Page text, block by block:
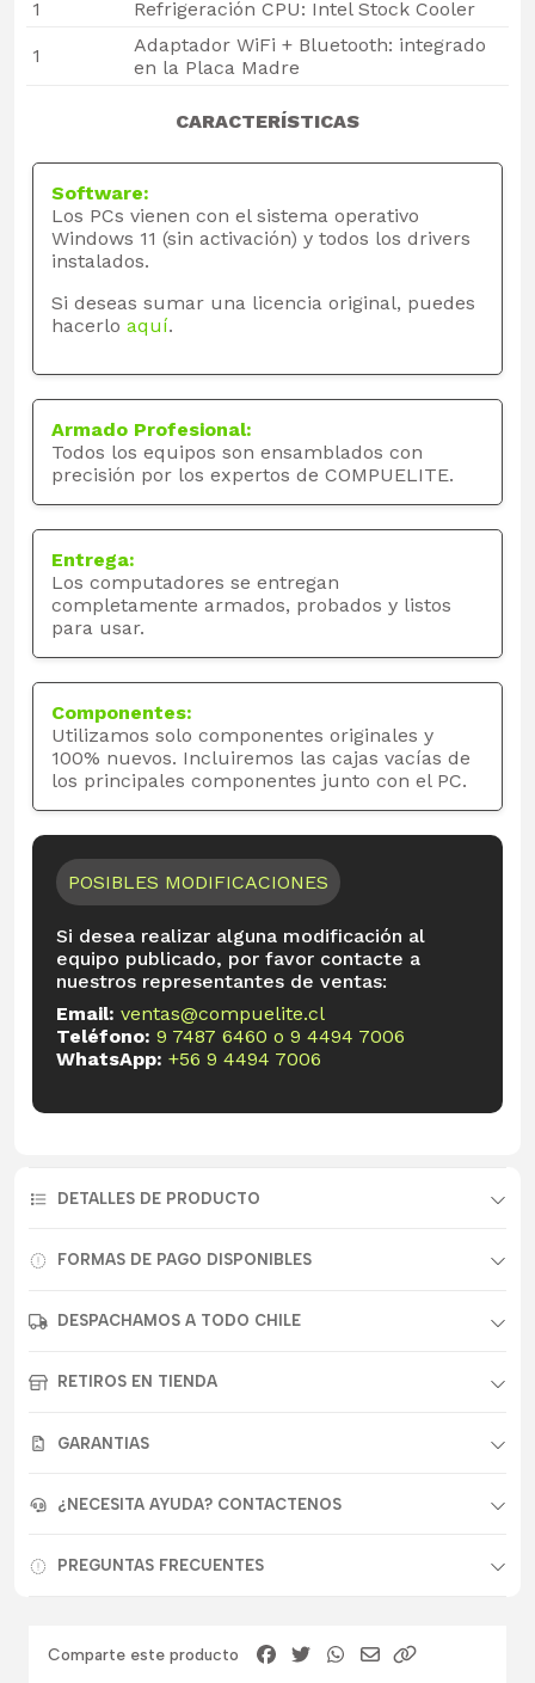
1 Refrigeración CPU: Intel Stock Cooler
1
Adaptador WiFi + Bluetooth: integrado
en la Placa Madre
CARACTERÍSTICAS
Software:
Los PCs vienen con el sistema operativo
Windows 11 (sin activación) y todos los drivers
instalados.
Si deseas sumar una licencia original, puedes
hacerlo aquí.
Armado Profesional:
Todos los equipos son ensamblados con
precisión por los expertos de COMPUELITE.
Entrega:
Los computadores se entregan
completamente armados, probados y listos
para usar.
Componentes:
Utilizamos solo componentes originales y
100% nuevos. Incluiremos las cajas vacías de
los principales componentes junto con el PC.
POSIBLES MODIFICACIONES
Si desea realizar alguna modificación al
equipo publicado, por favor contacte a
nuestros representantes de ventas:
Email: ventas@compuelite.cl
Teléfono: 9 7487 6460 o 9 4494 7006
WhatsApp: +56 9 4494 7006
DETALLES DE PRODUCTO
FORMAS DE PAGO DISPONIBLES
DESPACHAMOS A TODO CHILE
RETIROS EN TIENDA
GARANTIAS
¿NECESITA AYUDA? CONTACTENOS
PREGUNTAS FRECUENTES
Comparte este producto